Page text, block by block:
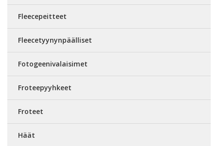
Fleecepeitteet
Fleecetyynynpäälliset
Fotogeenivalaisimet
Froteepyyhkeet
Froteet
Häät